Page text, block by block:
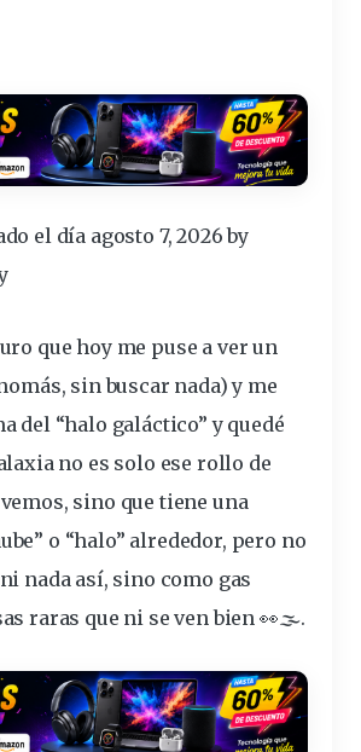
el día agosto 7, 2026 by
que hoy me puse a ver un
sin buscar nada) y me
del “halo galáctico” y quedé
no es solo ese rollo de
sino que tiene una
o “halo” alrededor, pero no
nada así, sino como gas
raras que ni se ven bien 👀🌫️.